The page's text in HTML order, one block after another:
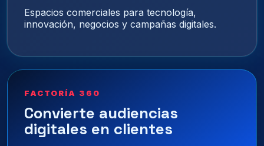
Espacios comerciales para tecnología,
innovación, negocios y campañas digitales.
FACTORÍA 360
Convierte audiencias
digitales en clientes